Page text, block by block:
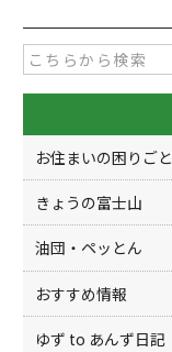
e
b
o
o
k
er
お住まいの困りごと
きょうの富士山
油団・ペッとん
おすすめ情報
ゆず to あんず日記